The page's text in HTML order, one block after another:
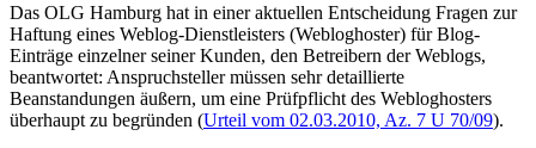
Das OLG Hamburg hat in einer aktuellen Entscheidung Fragen zur
Haftung eines Weblog-Dienstleisters (Webloghoster) für Blog-
Einträge einzelner seiner Kunden, den Betreibern der Weblogs,
beantwortet: Anspruchsteller müssen sehr detaillierte
Beanstandungen äußern, um eine Prüfpflicht des Webloghosters
überhaupt zu begründen (Urteil vom 02.03.2010, Az. 7 U 70/09).